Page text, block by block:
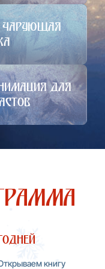
чарующая
для
книгу